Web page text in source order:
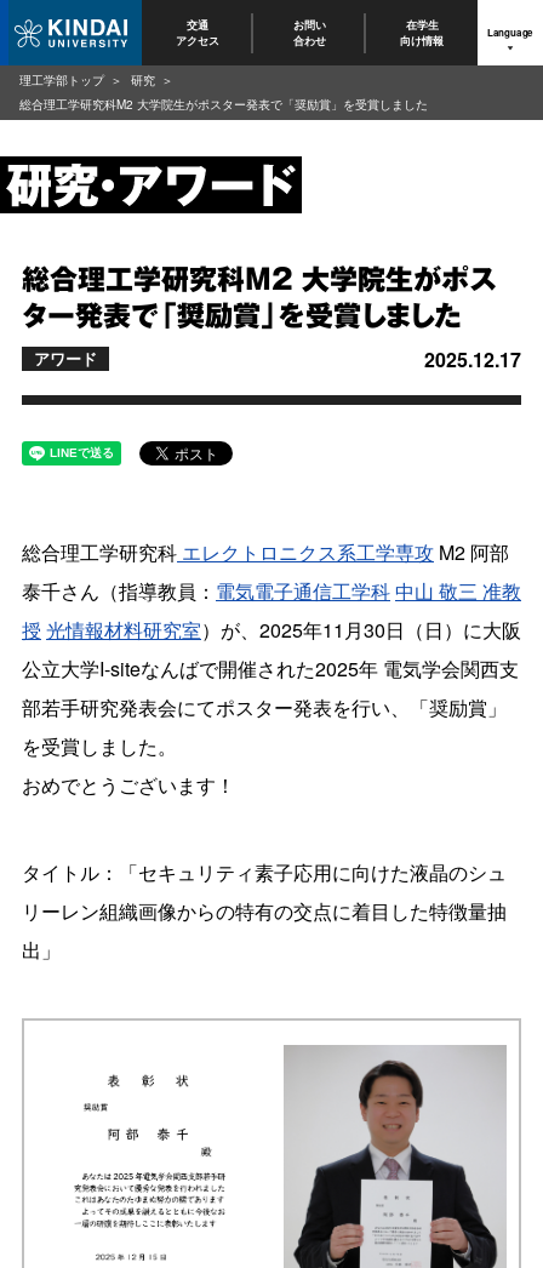
交通
アクセス
お問い
合わせ
在学生
向け情報
Language
総合理工学研究科M2 大学院生がポス
ター発表で「奨励賞」を受賞しました
2025.12.17
アワード
総合理工学研究科 エレクトロニクス系工学専攻 M2 阿部
泰千さん（指導教員： 電気電子通信工学科中山 敬三 准教
授 光情報材料研究室）が、2025年11月30日（日）に大阪
公立大学I-siteなんばで開催された2025年 電気学会関西支
部若手研究発表会にてポスター発表を行い、「奨励賞」
を受賞しました。
おめでとうございます！
タイトル：「セキュリティ素子応用に向けた液晶のシュ
リーレン組織画像からの特有の交点に着目した特徴量抽
出」
理工学部トップ
研究
総合理工学研究科M2 大学院生がポスター発表で「奨励賞」を受賞しました